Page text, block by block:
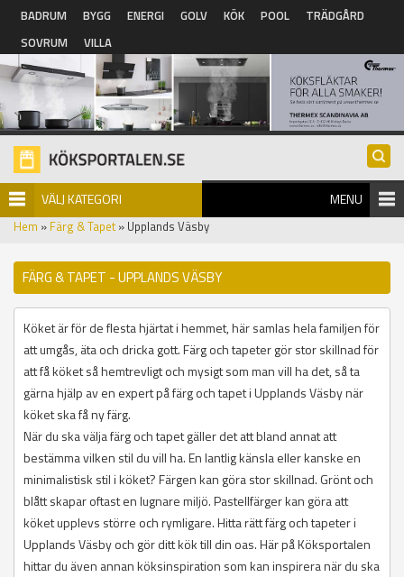
Hoppa till huvudinnehåll
BADRUM BYGG ENERGI GOLV KÖK POOL
TRÄDGÅRD
SOVRUM
VILLA
VÄLJ KATEGORI MENU
Hem » Färg & Tapet» Upplands Väsby
FÄRG & TAPET - UPPLANDS VÄSBY
Köket är för de flesta hjärtat i hemmet, här samlas hela familjen för
att umgås, äta och dricka gott. Färg och tapeter gör stor skillnad för
att få köket så hemtrevligt och mysigt som man vill ha det, så ta
gärna hjälp av en expert på färg och tapet i Upplands Väsby när
köket ska få ny färg.
När du ska välja färg och tapet gäller det att bland annat att
bestämma vilken stil du vill ha. En lantlig känsla eller kanske en
minimalistisk stil i köket? Färgen kan göra stor skillnad. Grönt och
blått skapar oftast en lugnare miljö. Pastellfärger kan göra att
köket upplevs större och rymligare. Hitta rätt färg och tapeter i
Upplands Väsby och gör ditt kök till din oas. Här på Köksportalen
hittar du även annan köksinspiration som kan inspirera när du ska